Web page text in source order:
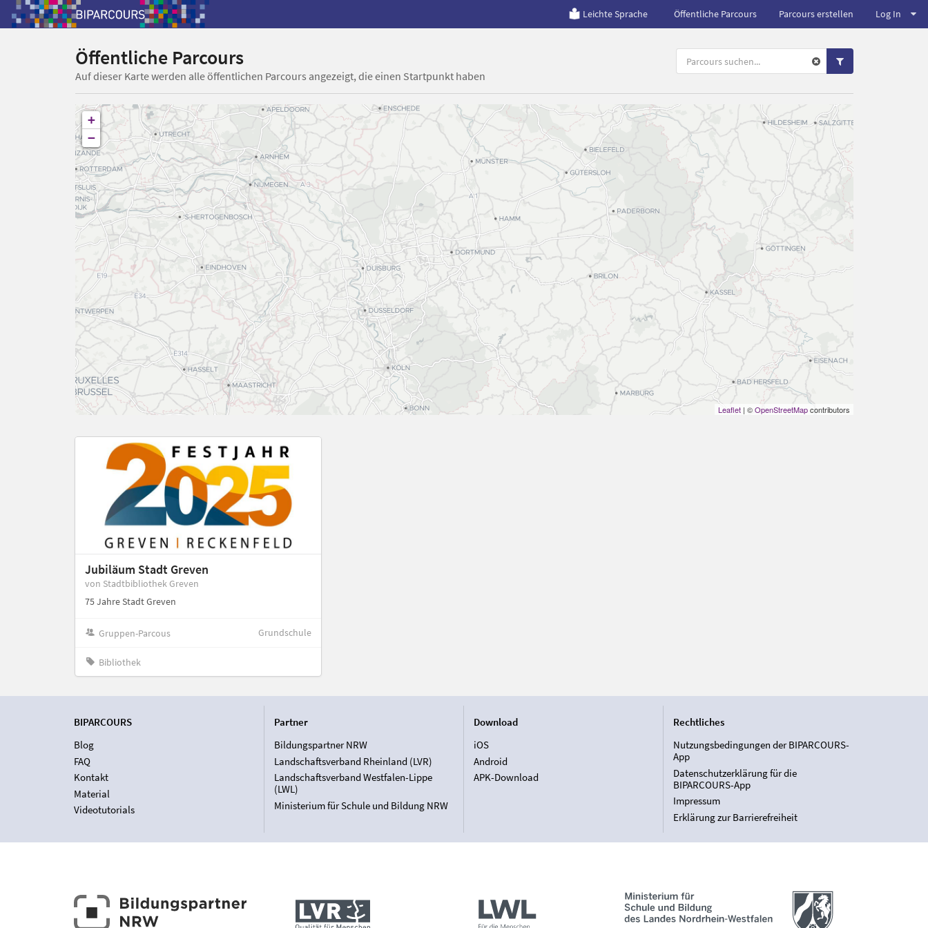
Leichte Sprache Öffentliche Parcours Parcours erstellen Log In
Öffentliche Parcours
Auf dieser Karte werden alle öffentlichen Parcours angezeigt, die einen Startpunkt haben
+
−
Leaflet| ©OpenStreetMapcontributors
Jubiläum Stadt Greven
von Stadtbibliothek Greven
75 Jahre Stadt Greven
Gruppen-Parcous Grundschule
Bibliothek
BIPARCOURS
Blog
FAQ
Kontakt
Material
Videotutorials
Partner
Bildungspartner NRW
Landschaftsverband Rheinland (LVR)
Landschaftsverband Westfalen-Lippe
(LWL)
Ministerium für Schule und Bildung NRW
Download
iOS
Android
APK-Download
Rechtliches
Nutzungsbedingungen der BIPARCOURS-
App
Datenschutzerklärung für die
BIPARCOURS-App
Impressum
Erklärung zur Barrierefreiheit